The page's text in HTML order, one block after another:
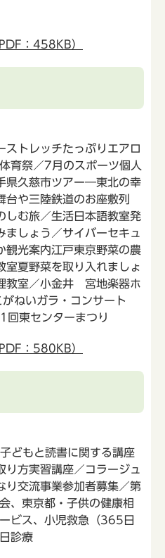
：458KB）
ストレッチたっぷりエアロ
育祭／7月のスポーツ個人
県久慈市ツアー―東北の幸
台や三陸鉄道のお座敷列
しむ旅／生活日本語教室発
ましょう／サイバーセキュ
観光案内江戸東京野菜の農
室夏野菜を取り入れましょ
教室／小金井 宮地楽器ホ
ねいガラ・コンサート
東センターまつり
：580KB）
どもと読書に関する講座
方実習講座／コラージュ
り交流事業参加者募集／第
、東京都・子供の健康相
ビス、小児救急（365日
診療